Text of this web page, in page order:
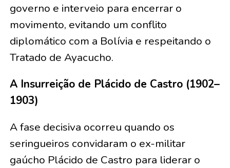
governo e interveio para encerrar o
movimento, evitando um conflito
diplomático com a Bolívia e respeitando o
Tratado de Ayacucho.
A Insurreição de Plácido de Castro (1902–
1903)
A fase decisiva ocorreu quando os
seringueiros convidaram o ex-militar
gaúcho Plácido de Castro para liderar o